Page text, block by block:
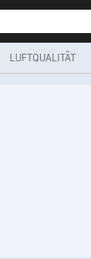
LUFTQUALITÄT